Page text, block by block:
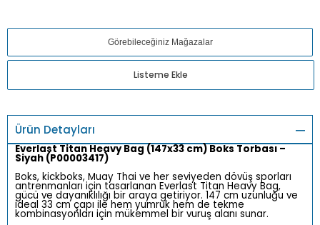
Görebileceğiniz Mağazalar
Listeme Ekle
Ürün Detayları
Everlast Titan Heavy Bag (147x33 cm) Boks Torbası –
Siyah (P00003417)
Boks, kickboks, Muay Thai ve her seviyeden dövüş sporları
antrenmanları için tasarlanan Everlast Titan Heavy Bag,
gücü ve dayanıklılığı bir araya getiriyor. 147 cm uzunluğu ve
ideal 33 cm çapı ile hem yumruk hem de tekme
kombinasyonları için mükemmel bir vuruş alanı sunar.